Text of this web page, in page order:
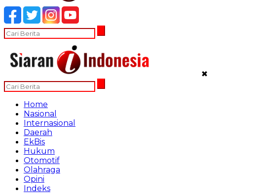
✖
Home
Nasional
Internasional
Daerah
EkBis
Hukum
Otomotif
Olahraga
Opini
Indeks